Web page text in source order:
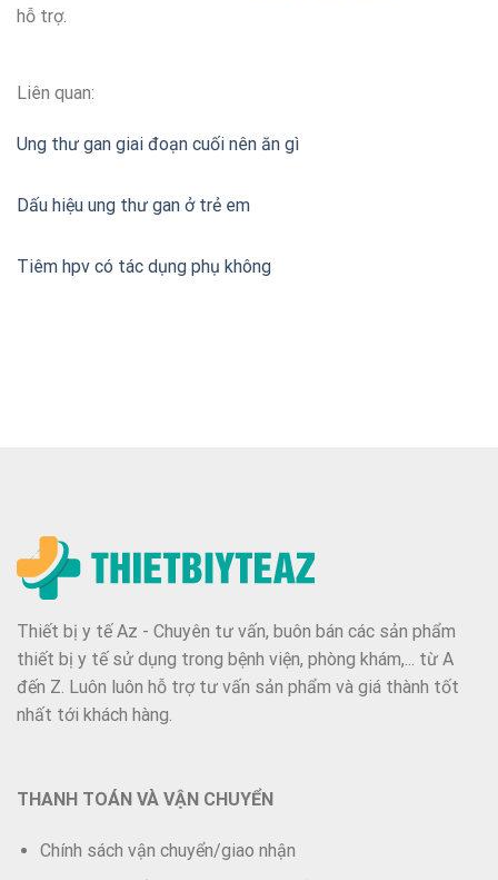
hỗ trợ.
Liên quan:
Ung thư gan giai đoạn cuối nên ăn gì
Dấu hiệu ung thư gan ở trẻ em
Tiêm hpv có tác dụng phụ không
Thiết bị y tế Az - Chuyên tư vấn, buôn bán các sản phẩm
thiết bị y tế sử dụng trong bệnh viện, phòng khám,... từ A
đến Z. Luôn luôn hỗ trợ tư vấn sản phẩm và giá thành tốt
nhất tới khách hàng.
THANH TOÁN VÀ VẬN CHUYỂN
Chính sách vận chuyển/giao nhận